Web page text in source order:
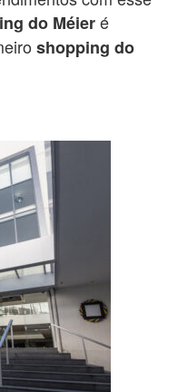
do Méieré
shopping do